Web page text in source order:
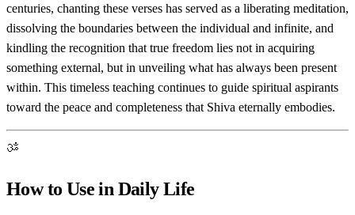
centuries, chanting these verses has served as a liberating meditation,
dissolving the boundaries between the individual and infinite, and
kindling the recognition that true freedom lies not in acquiring
something external, but in unveiling what has always been present
within. This timeless teaching continues to guide spiritual aspirants
toward the peace and completeness that Shiva eternally embodies.
ॐ
How to Use in Daily Life